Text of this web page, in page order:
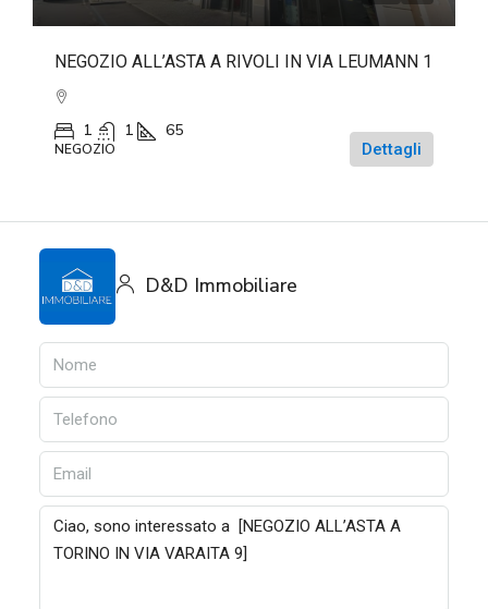
NEGOZIO ALL’ASTA A RIVOLI IN VIA LEUMANN 1
1 1 65
NEGOZIO Dettagli
D&D Immobiliare